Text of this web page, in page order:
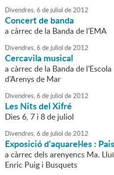
Divendres,6 de juliol de2012
Concert de banda
a càrrec de la Banda de l'EMA
Divendres,6 de juliol de2012
Cercavila musical
a càrrec de la Banda de
d'Arenys de Mar
Divendres,6 de juliol de2012
Les Nits del Xifré
Dies 6, 7 i 8 de juliol
Divendres,6 de juliol de2012
Exposició d'aquarel·les :
a càrrec dels arenyencs Ma.
Enric Puig i Busquets